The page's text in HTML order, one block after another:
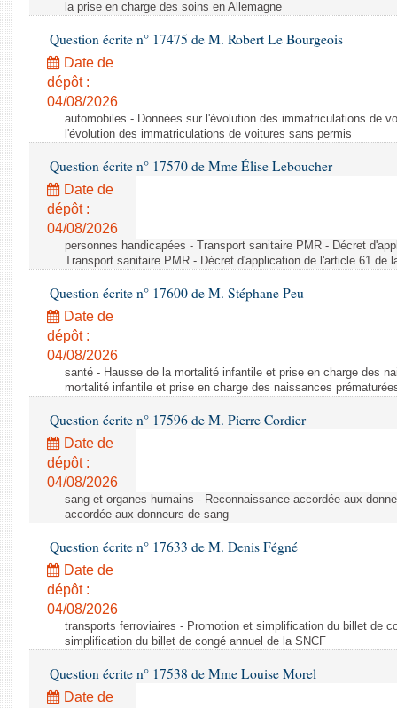
la prise en charge des soins en Allemagne
Question écrite n° 17475 de M. Robert Le Bourgeois
Date de
dépôt :
04/08/2026
automobiles - Données sur l'évolution des immatriculations de
l'évolution des immatriculations de voitures sans permis
Question écrite n° 17570 de Mme Élise Leboucher
Date de
dépôt :
04/08/2026
personnes handicapées - Transport sanitaire PMR - Décret
Transport sanitaire PMR - Décret d'application de l'article 61 de
Question écrite n° 17600 de M. Stéphane Peu
Date de
dépôt :
04/08/2026
santé - Hausse de la mortalité infantile et prise en charge des
mortalité infantile et prise en charge des naissances
Question écrite n° 17596 de M. Pierre Cordier
Date de
dépôt :
04/08/2026
sang et organes humains - Reconnaissance accordée aux
accordée aux donneurs de sang
Question écrite n° 17633 de M. Denis Fégné
Date de
dépôt :
04/08/2026
transports ferroviaires - Promotion et simplification du billet de
simplification du billet de congé annuel de la SNCF
Question écrite n° 17538 de Mme Louise Morel
Date de